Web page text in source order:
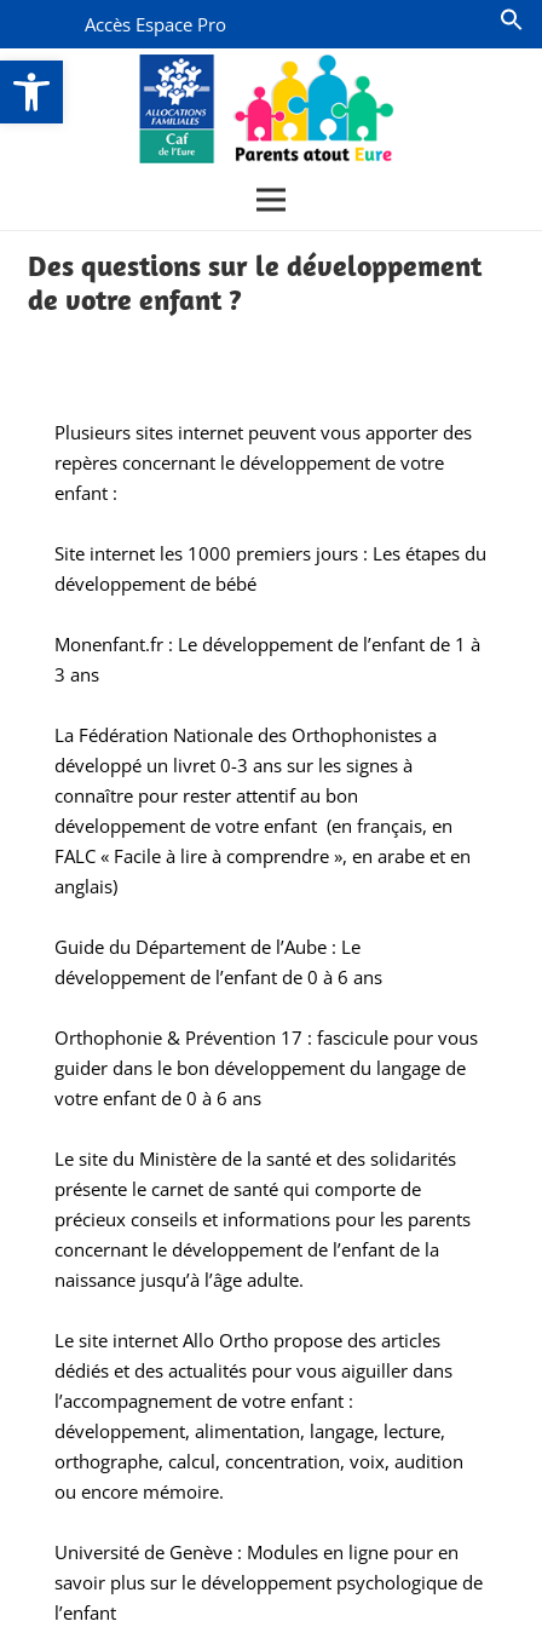
Ouvrir la barre d’outils
Accès Espace Pro
Des questions sur le développement
de votre enfant ?
Plusieurs sites internet peuvent vous apporter des
repères concernant le développement de votre
enfant :
Site internet les 1000 premiers jours : Les étapes du
développement de bébé
Monenfant.fr : Le développement de l’enfant de 1 à
3 ans
La Fédération Nationale des Orthophonistes a
développé un livret 0-3 ans sur les signes à
connaître pour rester attentif au bon
développement de votre enfant (en français, en
FALC « Facile à lire à comprendre », en arabe et en
anglais)
Guide du Département de l’Aube : Le
développement de l’enfant de 0 à 6 ans
Orthophonie & Prévention 17 : fascicule pour vous
guider dans le bon développement du langage de
votre enfant de 0 à 6 ans
Le site du Ministère de la santé et des solidarités
présente le carnet de santé qui comporte de
précieux conseils et informations pour les parents
concernant le développement de l’enfant de la
naissance jusqu’à l’âge adulte.
Le site internet Allo Ortho propose des articles
dédiés et des actualités pour vous aiguiller dans
l’accompagnement de votre enfant :
développement, alimentation, langage, lecture,
orthographe, calcul, concentration, voix, audition
ou encore mémoire.
Université de Genève : Modules en ligne pour en
savoir plus sur le développement psychologique de
l’enfant